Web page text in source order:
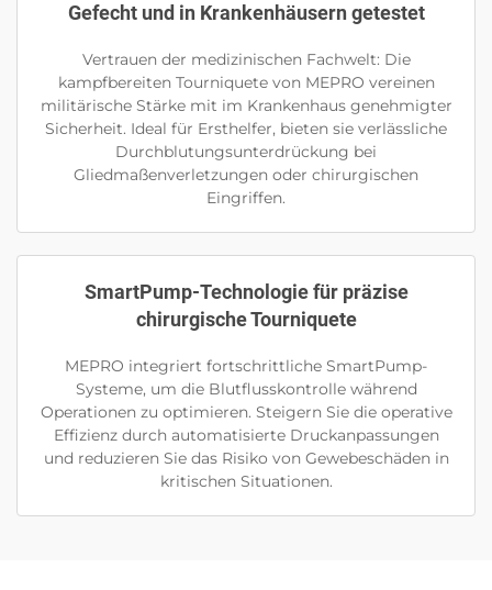
Gefecht und in Krankenhäusern getestet
Vertrauen der medizinischen Fachwelt: Die
kampfbereiten Tourniquete von MEPRO vereinen
militärische Stärke mit im Krankenhaus genehmigter
Sicherheit. Ideal für Ersthelfer, bieten sie verlässliche
Durchblutungsunterdrückung bei
Gliedmaßenverletzungen oder chirurgischen
Eingriffen.
SmartPump-Technologie für präzise
chirurgische Tourniquete
MEPRO integriert fortschrittliche SmartPump-
Systeme, um die Blutflusskontrolle während
Operationen zu optimieren. Steigern Sie die operative
Effizienz durch automatisierte Druckanpassungen
und reduzieren Sie das Risiko von Gewebeschäden in
kritischen Situationen.